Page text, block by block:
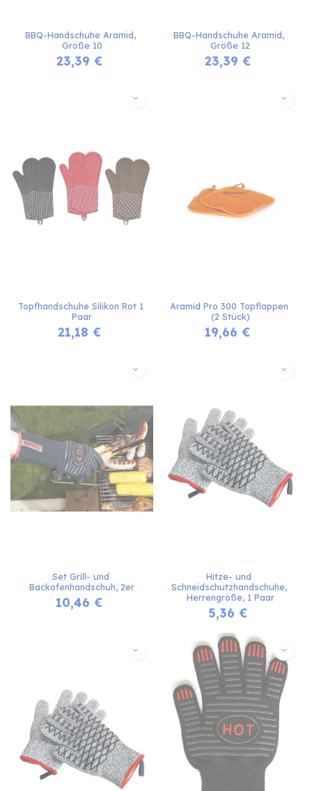
BBQ-Handschuhe Aramid,
Größe 10
23,39 €
BBQ-Handschuhe Aramid,
Größe 12
23,39 €
Topfhandschuhe Silikon Rot 1
Paar
21,18 €
Aramid Pro 300 Topflappen
(2 Stück)
19,66 €
Set Grill- und
Backofenhandschuh, 2er
10,46 €
Hitze- und
Schneidschutzhandschuhe,
Herrengröße, 1 Paar
5,36 €